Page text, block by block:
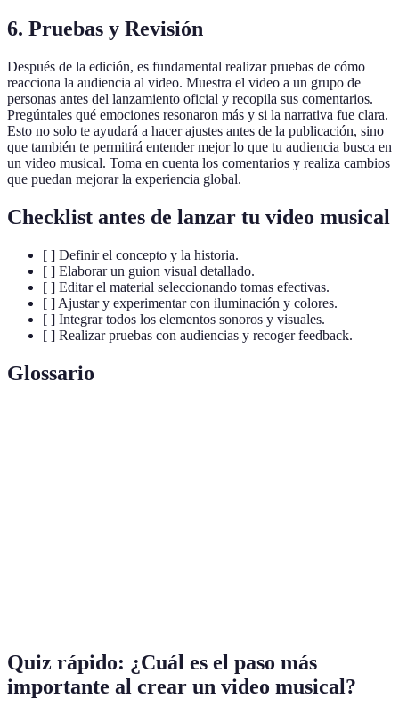
6. Pruebas y Revisión
Después de la edición, es fundamental realizar pruebas de cómo
reacciona la audiencia al video. Muestra el video a un grupo de
personas antes del lanzamiento oficial y recopila sus comentarios.
Pregúntales qué emociones resonaron más y si la narrativa fue clara.
Esto no solo te ayudará a hacer ajustes antes de la publicación, sino
que también te permitirá entender mejor lo que tu audiencia busca en
un video musical. Toma en cuenta los comentarios y realiza cambios
que puedan mejorar la experiencia global.
Checklist antes de lanzar tu video musical
[ ] Definir el concepto y la historia.
[ ] Elaborar un guion visual detallado.
[ ] Editar el material seleccionando tomas efectivas.
[ ] Ajustar y experimentar con iluminación y colores.
[ ] Integrar todos los elementos sonoros y visuales.
[ ] Realizar pruebas con audiencias y recoger feedback.
Glossario
Quiz rápido: ¿Cuál es el paso más
importante al crear un video musical?